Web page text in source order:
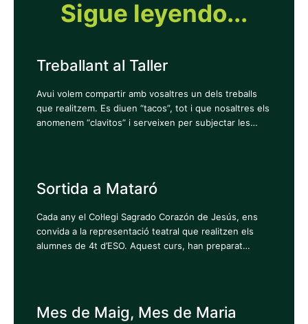
Sigue leyendo...
Treballant al Taller
Avui volem compartir amb vosaltres un dels treballs
que realitzem. Es diuen “tacos”, tot i que nosaltres els
anomenem “clavitos” i serveixen per subjectar les…
Sortida a Mataró
Cada any el Col·legi Sagrado Corazón de Jesús, ens
convida a la representació teatral que realitzen els
alumnes de 4t d’ESO. Aquest curs, han preparat…
Mes de Maig, Mes de Maria